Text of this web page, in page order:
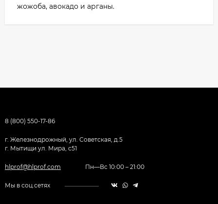
жожоба, авокадо и арганы.
8 (800) 550-17-86
г. Железнодрожный, ул. Советская, д.5
г. Мытищи ул. Мира, с51
hlprof@hlprof.com Пн—Вс 10:00 – 21:00
Мы в соц.сетях